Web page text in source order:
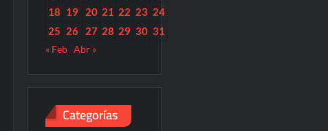
18 19 20 21 22 23 24
25 26 27 28 29 30 31
« Feb Abr »
Categorías